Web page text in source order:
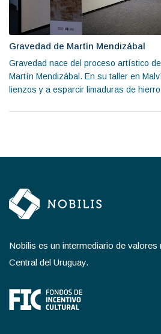
Gravedad de Martín Mendizábal
Gravedad nace del proceso artístico
Martín Mendizábal. En su taller en
lienzos y a esparcir limaduras de
Nobilis es un intermediario de
Central del Uruguay.